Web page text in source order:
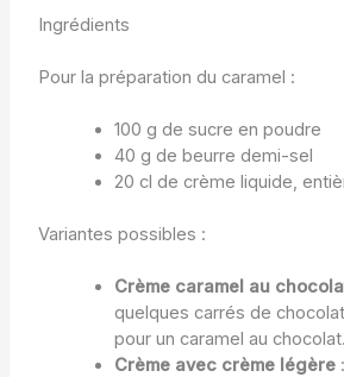
Ingrédients
Pour la préparation du caramel :
100 g de sucre en poudre
40 g de beurre demi-sel
20 cl de crème liquide,
Variantes possibles :
Crème caramel au
quelques carrés de
pour un caramel au chocolat.
Crème avec crème légère: